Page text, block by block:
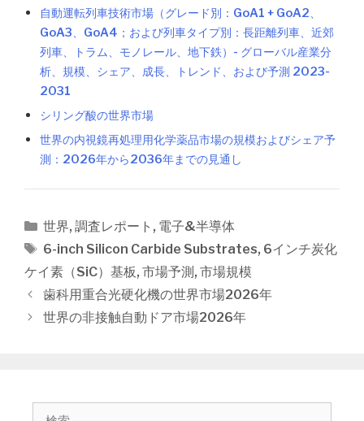
自動運転列車技術市場（グレード別：GoA1 + GoA2、
GoA3、GoA4；および列車タイプ別：長距離列車、近郊
列車、トラム、モノレール、地下鉄）- グローバル産業分
析、規模、シェア、成長、トレンド、および予測 2023-
2031
シリング酸の世界市場
世界の内視鏡再処理用化学薬品市場の規模およびシェア予
測：2026年から2036年までの見通し
カ
テ
ゴ
リ
ー
世界, 調査レポート , 電子&半導体
タ
グ
6-inch Silicon Carbide Substrates, 6インチ炭化
ケイ素（SiC）基板, 市場予測 , 市場規模
投
稿
歯科用重合光硬化機の世界市場2026年
世界の非接触自動ドア市場2026年